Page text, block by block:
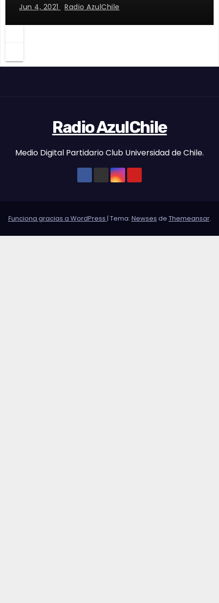
Jun 4, 2021 Radio AzulChile
Radio AzulChile
Medio Digital Partidario Club Universidad de Chile.
Funciona gracias a WordPress | Tema: Newses de Themeansar.